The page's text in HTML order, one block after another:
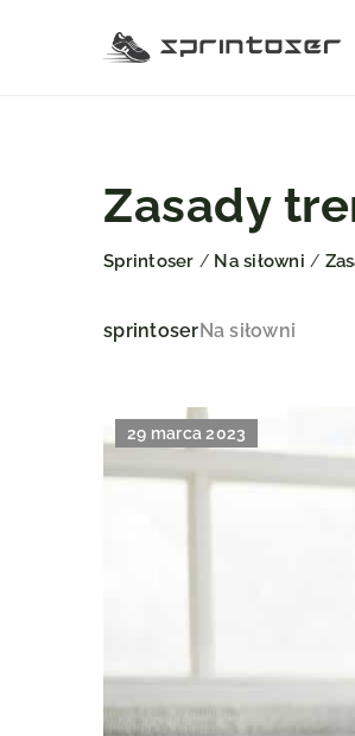
Zasady
Sprintoser / Na siłowni /
sprintoserNa siłowni
29 marca 2023